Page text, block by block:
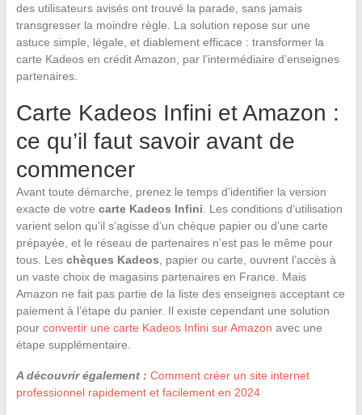
des utilisateurs avisés ont trouvé la parade, sans jamais
transgresser la moindre règle. La solution repose sur une
astuce simple, légale, et diablement efficace : transformer la
carte Kadeos en crédit Amazon, par l’intermédiaire d’enseignes
partenaires.
Carte Kadeos Infini et Amazon :
ce qu’il faut savoir avant de
commencer
Avant toute démarche, prenez le temps d’identifier la version
exacte de votre carte Kadeos Infini . Les conditions d’utilisation
varient selon qu’il s’agisse d’un chèque papier ou d’une carte
prépayée, et le réseau de partenaires n’est pas le même pour
tous. Les chèques Kadeos , papier ou carte, ouvrent l’accès à
un vaste choix de magasins partenaires en France. Mais
Amazon ne fait pas partie de la liste des enseignes acceptant ce
paiement à l’étape du panier. Il existe cependant une solution
pour convertir une carte Kadeos Infini sur Amazon avec une
étape supplémentaire.
A découvrir également : Comment créer un site internet
professionnel rapidement et facilement en 2024